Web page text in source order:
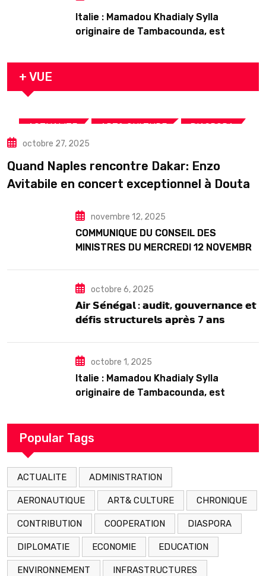
Italie : Mamadou Khadialy Sylla
originaire de Tambacounda, est
arrestation
+ VUE
ACTUALITE ART& CULTURE DIASPORA
TOURISME
octobre 27, 2025
Quand Naples rencontre Dakar: Enzo
Avitabile en concert exceptionnel à Douta
novembre 12, 2025
COMMUNIQUE DU CONSEIL DES
MINISTRES DU MERCREDI 12 NOVEMBRE
octobre 6, 2025
𝗔𝗶𝗿 𝗦𝗲́𝗻𝗲́𝗴𝗮𝗹 : 𝗮𝘂𝗱𝗶𝘁, 𝗴𝗼𝘂𝘃𝗲𝗿𝗻𝗮𝗻𝗰𝗲 𝗲𝘁
𝗱𝗲́𝗳𝗶𝘀 𝘀𝘁𝗿𝘂𝗰𝘁𝘂𝗿𝗲𝗹𝘀 𝗮𝗽𝗿𝗲̀𝘀 7 𝗮𝗻𝘀
octobre 1, 2025
Italie : Mamadou Khadialy Sylla
originaire de Tambacounda, est
arrestation
Popular Tags
ACTUALITE ADMINISTRATION
AERONAUTIQUE ART& CULTURE CHRONIQUE
CONTRIBUTION COOPERATION DIASPORA
DIPLOMATIE ECONOMIE EDUCATION
ENVIRONNEMENT INFRASTRUCTURES